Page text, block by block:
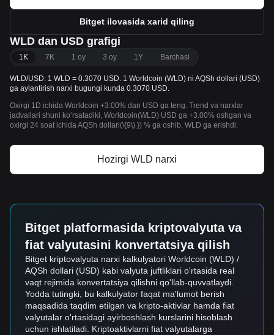
Bitget ilovasida xarid qiling
WLD dan USD grafigi
1K 7K 1 oy 3 oy 1Y Barchasi
WLD/USD: 1 WLD = 0.3070 USD. 1 Worldcoin (WLD) ni AQSh dollari (USD)
ga aylantirish narxi bugungi kunda 0.3070 USD.
Oxirgi 1D ichida Worldcoin +3.00% dan USD ga teng. Trend va narxlar
jadvallari shuni koʻrsatadiki, Worldcoin(WLD) USD ga +3.00% oshgan va
oxirgi 24 soat ichida AQSh dollari(\{9\) }) % ga oshib, WLD ga erishdi.
Hozirgi WLD narxi
Bitget platformasida kriptovalyuta va
fiat valyutasini konvertatsiya qilish
Bitget kriptovalyuta narxi kalkulyatori Worldcoin (WLD) /
AQSh dollari (USD) kabi valyuta juftliklari o'rtasida real
vaqt rejimida konvertatsiya qilishni qo'llab-quvvatlaydi.
Yodda tutingki, bu kalkulyator faqat ma'lumot berish
maqsadida taqdim etilgan va kripto-aktivlar hamda fiat
valyutalar o'rtasidagi ayirboshlash kurslarini hisoblash
uchun ishlatiladi. Kriptoaktivlarni fiat valyutalarga